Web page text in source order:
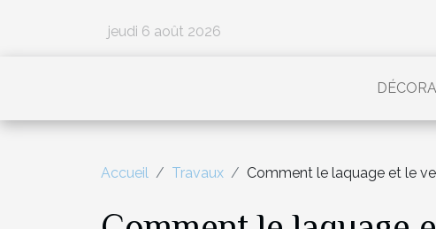
jeudi 6 août 2026
Accueil Travaux Comment le laquage et le